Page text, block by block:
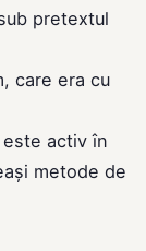
pretextul
care era cu
activ în
metode de